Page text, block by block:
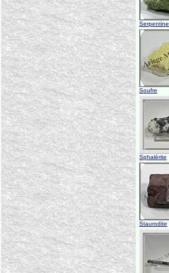
Serpentine
Soufre
Sphalérite
Staurodite